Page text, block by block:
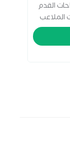
القدم
الملاعب